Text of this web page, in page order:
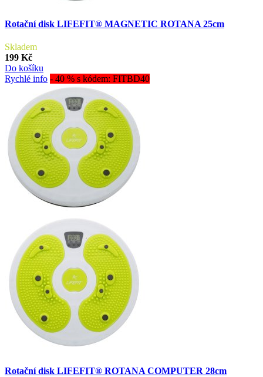
Rotační disk LIFEFIT® MAGNETIC ROTANA 25cm
Skladem
199 Kč
Do košíku
Rychlé info - 40 % s kódem: FITBD40
Rotační disk LIFEFIT® ROTANA COMPUTER 28cm